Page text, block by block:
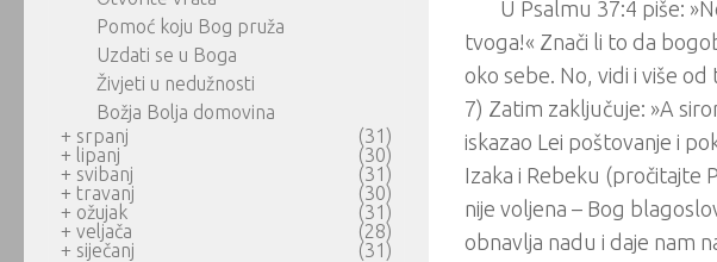
U Psalmu 37:4 piše:
tvoga!« Znači li to da
oko sebe. No, vidi i više
7) Zatim zaključuje: »A
iskazao Lei poštovanje i
Izaka i Rebeku (pročitajte
nije voljena – Bog
obnavlja nadu i daje nam
Pomoć koju Bog pruža
Uzdati se u Boga
Živjeti u nedužnosti
Božja Bolja domovina
+ srpanj
(31)
+ lipanj
(30)
+ svibanj
(31)
+ travanj
(30)
+ ožujak
(31)
+ veljača
(28)
+ siječanj
(31)